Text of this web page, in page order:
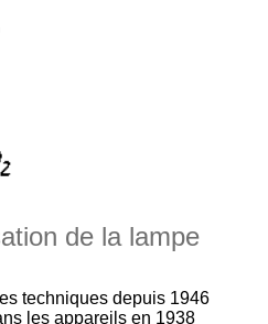
de la lampe
techniques depuis 1946
les appareils en 1938